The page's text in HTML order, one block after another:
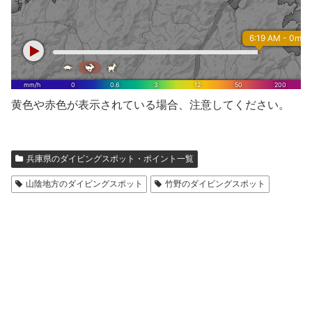
黄色や赤色が表示されている場合、注意してください。
兵庫県のダイビングスポット・ポイント一覧
山陰地方のダイビングスポット 竹野のダイビングスポット